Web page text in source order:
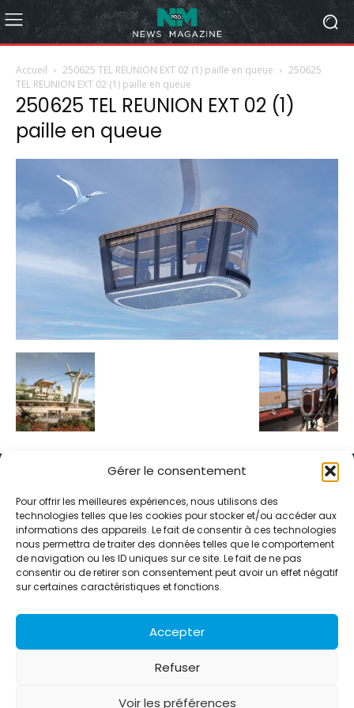
Gérer le consentement
Pour offrir les meilleures expériences, nous utilisons des
technologies telles que les cookies pour stocker et/ou accéder aux
informations des appareils. Le fait de consentir à ces technologies
nous permettra de traiter des données telles que le comportement
de navigation ou les ID uniques sur ce site. Le fait de ne pas
consentir ou de retirer son consentement peut avoir un effet négatif
sur certaines caractéristiques et fonctions.
Accepter
Refuser
Voir les préférences
Accueil 250625 TEL REUNION EXT 02 (1) paille en queue
250625
TEL REUNION EXT 02 (1) paille en queue
250625 TEL REUNION EXT 02 (1)
paille en queue
Alternative Média est une agence de relations presse et de
relations publiques basée à Grenoble. Depuis 1995, elle conçoit et
pilote des stratégies de visibilité en France et à l’international
grâce à un réseau d’agences partenaires.